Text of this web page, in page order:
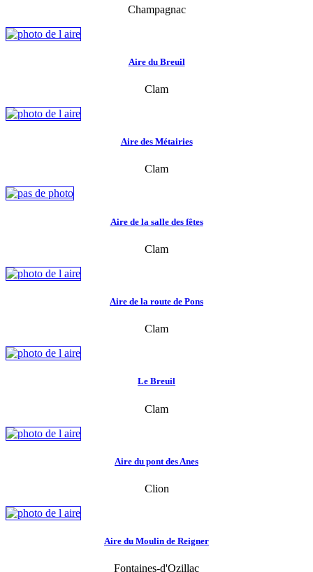
Champagnac
Aire du Breuil
Clam
Aire des Métairies
Clam
Aire de la salle des fêtes
Clam
Aire de la route de Pons
Clam
Le Breuil
Clam
Aire du pont des Anes
Clion
Aire du Moulin de Reigner
Fontaines-d'Ozillac